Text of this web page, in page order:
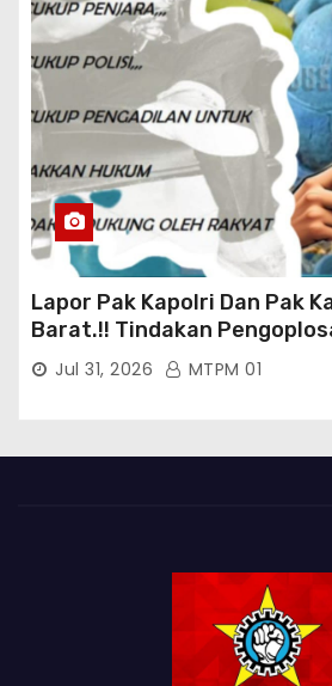
Lapor Pak Kapolri Dan Pak
Barat.!! Tindakan
Bersubsidi Marak Terjadi Di
Persisnya di Babakan
Jul 31, 2026 MTPM 01